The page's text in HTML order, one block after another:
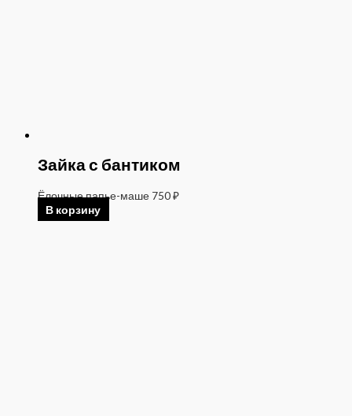
Зайка с бантиком
Ёлочные папье-маше 750₽
В корзину